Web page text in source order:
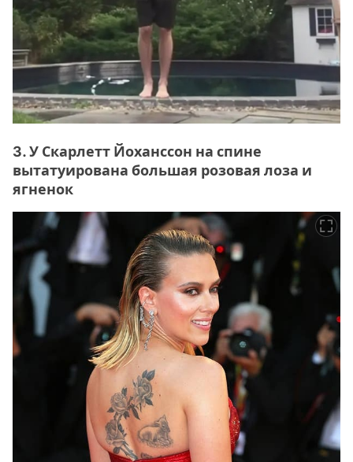
3. У Скарлетт Йоханссон на спине
вытатуирована большая розовая лоза и
ягненок